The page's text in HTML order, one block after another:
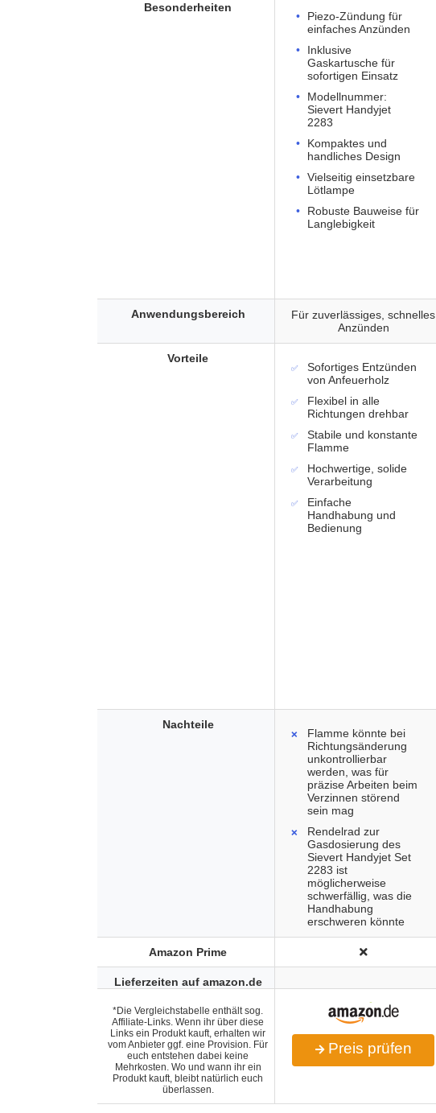
Piezo-Zündung für
einfaches Anzünden
Inklusive
Gaskartusche für
sofortigen Einsatz
Modellnummer:
Sievert Handyjet
2283
Kompaktes und
handliches Design
Vielseitig einsetzbare
Lötlampe
Robuste Bauweise für
Langlebigkeit
Für zuverlässiges, schnelles
Anzünden
Sofortiges Entzünden
von Anfeuerholz
Flexibel in alle
Richtungen drehbar
Stabile und konstante
Flamme
Hochwertige, solide
Verarbeitung
Einfache
Handhabung und
Bedienung
Flamme könnte bei
Richtungsänderung
unkontrollierbar
werden, was für
präzise Arbeiten beim
Verzinnen störend
sein mag
Rendelrad zur
Gasdosierung des
Sievert Handyjet Set
2283 ist
möglicherweise
schwerfällig, was die
Handhabung
erschweren könnte
Preis prüfen
Besonderheiten
Anwendungsbereich
Vorteile
Nachteile
Amazon Prime
Lieferzeiten auf amazon.de
*Die Vergleichstabelle enthält sog.
Affiliate-Links. Wenn ihr über diese
Links ein Produkt kauft, erhalten wir
vom Anbieter ggf. eine Provision. Für
euch entstehen dabei keine
Mehrkosten. Wo und wann ihr ein
Produkt kauft, bleibt natürlich euch
überlassen.